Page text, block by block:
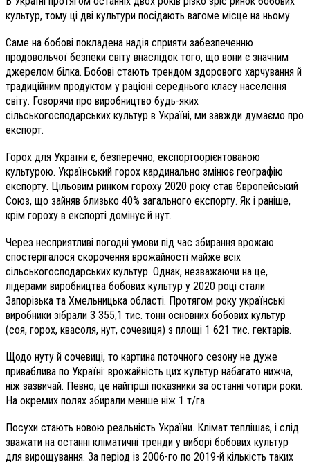
культур, тому ці дві культури посідають вагоме місце на ньому.
Саме на бобові покладена надія сприяти забезпеченню
продовольчої безпеки світу внаслідок того, що вони є значним
джерелом білка. Бобові стають трендом здорового харчування й
традиційним продуктом у раціоні середнього класу населення
світу. Говорячи про виробництво будь-яких
сільськогосподарських культур в Україні, ми завжди думаємо про
експорт.
Горох для України є, безперечно, експортоорієнтованою
культурою. Український горох кардинально змінює географію
експорту. Цільовим ринком гороху 2020 року став Європейський
Союз, що зайняв близько 40% загального експорту. Як і раніше,
крім гороху в експорті домінує й нут.
Через несприятливі погодні умови під час збирання врожаю
спостерігалося скорочення врожайності майже всіх
сільськогосподарських культур. Однак, незважаючи на це,
лідерами виробництва бобових культур у 2020 році стали
Запорізька та Хмельницька області. Протягом року українські
виробники зібрали 3 355,1 тис. тонн основних бобових культур
(соя, горох, квасоля, нут, сочевиця) з площі 1 621 тис. гектарів.
Щодо нуту й сочевиці, то картина поточного сезону не дуже
приваблива по Україні: врожайність цих культур набагато нижча,
ніж зазвичай. Певно, це найгірші показники за останні чотири роки.
На окремих полях збирали менше ніж 1 т/га.
Посухи стають новою реальність України. Клімат теплішає, і слід
зважати на останні кліматичні тренди у виборі бобових культур
для вирощування. За період із 2006-го по 2019-й кількість таких